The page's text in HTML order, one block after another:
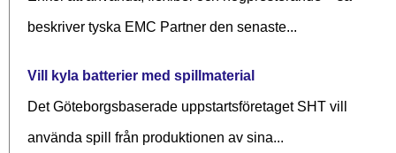
beskriver tyska EMC Partner den senaste...
Vill kyla batterier med spillmaterial
Det Göteborgsbaserade upp­starts­företaget SHT vill
använda spill från produktionen av sina...